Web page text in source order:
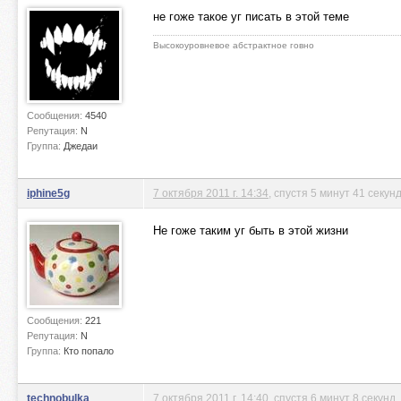
Сообщения: 4540
Репутация: N
Группа: Джедаи
не гоже такое уг писать в этой теме
Высокоуровневое абстрактное говно
iphine5g
Сообщения: 221
Репутация: N
Группа: Кто попало
7 октября 2011 г. 14:34 , спустя 5 минут 41
Не гоже таким уг быть в этой жизни
technobulka 7 октября 2011 г. 14:40 , спустя 6 минут 8 секунд